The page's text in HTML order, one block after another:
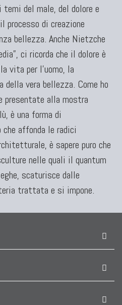
Asia
Nuovi
E Nuovi
del male, del dolore e
processo di creazione
bellezza. Anche Nietzche
ci ricorda che il dolore è
vita per l’uomo, la
vera bellezza. Come ho
presentate alla mostra
è una forma di
affonda le radici
è sapere puro che
nelle quali il quantum
scaturisce dalle
trattata e si impone.